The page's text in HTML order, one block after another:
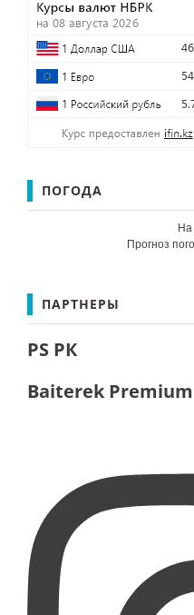
ПОГОДА
На
Прогноз
ПАРТНЕРЫ
PS РК
Baiterek Premium